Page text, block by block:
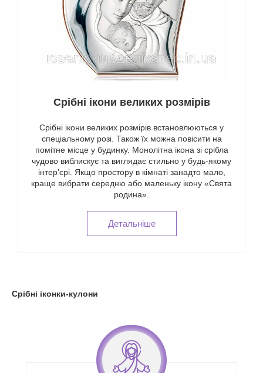
Срібні ікони великих розмірів
Срібні ікони великих розмірів встановлюються у
спеціальному розі. Також їх можна повісити на
помітне місце у будинку. Монолітна ікона зі срібла
чудово виблискує та виглядає стильно у будь-якому
інтер'єрі. Якщо простору в кімнаті занадто мало,
краще вибрати середню або маленьку ікону «Свята
родина».
Детальнiше
Срібні іконки-кулони